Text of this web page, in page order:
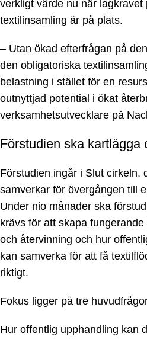
verkligt värde nu när lagkravet
textilinsamling är på plats.
– Utan ökad efterfrågan på
den obligatoriska
belastning i stället för en
outnyttjad potential i ökat
verksamhetsutvecklare på
Förstudien ska kartlägga
Förstudien ingår i Slut cirkeln,
samverkar för övergången till
Under nio månader ska
krävs för att skapa
och återvinning och hur
kan samverka för att få
riktigt.
Fokus ligger på tre
Hur offentlig upphandling kan